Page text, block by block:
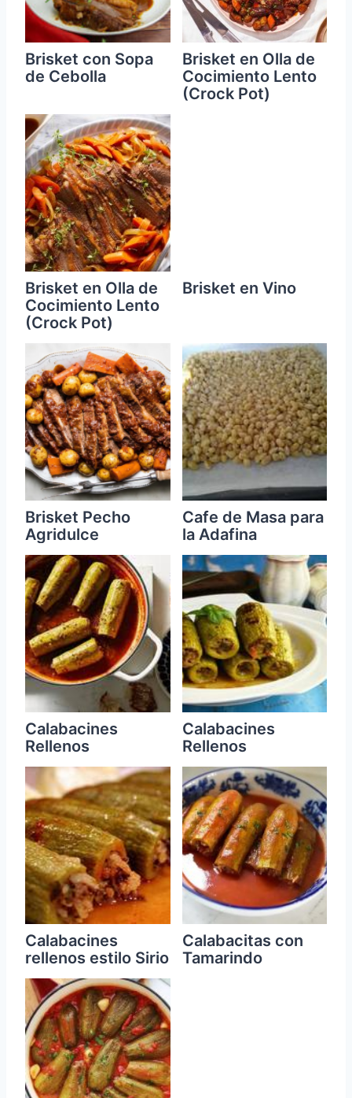
Brisket con Sopa
de Cebolla
Brisket en Olla de
Cocimiento Lento
(Crock Pot)
Brisket en Olla de
Cocimiento Lento
(Crock Pot)
Brisket en Vino
Brisket Pecho
Agridulce
Cafe de Masa para
la Adafina
Calabacines
Rellenos
Calabacines
Rellenos
Calabacines
rellenos estilo Sirio
Calabacitas con
Tamarindo